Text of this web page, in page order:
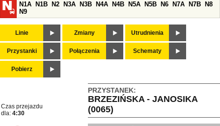
N1A
N1B N2 N3A N3B N4A N4B N5A N5B N6 N7A N7B
N8
N9
Linie Zmiany Utrudnienia
Przystanki Połączenia Schematy
Pobierz
PRZYSTANEK:
BRZEZIŃSKA - JANOSIKA
(0065)
Czas przejazdu
dla: 4:30